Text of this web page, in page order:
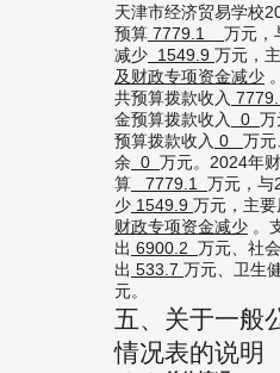
天津市经济贸易学校
预算 7779.1 万元，
减少 1549.9 万元，
及财政专项资金减少
共预算拨款收入
金预算拨款收入
0 万
预算拨款收入 0 万元
余 0 万元。2024年
算 7779.1 万元，与
少 1549.9 万元，主要
财政专项资金减少 。
出 6900.2 万元、社
出 533.7 万元、卫生
元。
五、关于一般
情况表的说明